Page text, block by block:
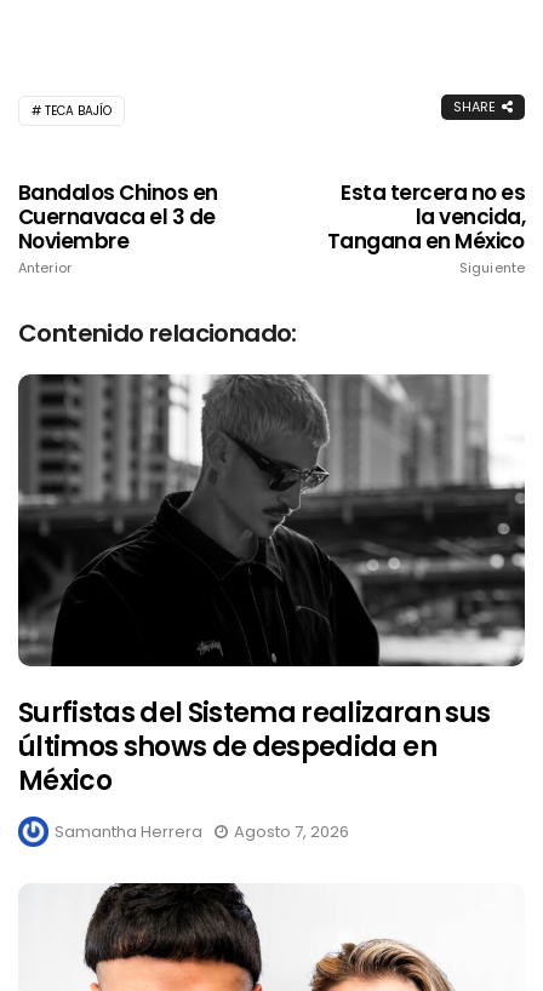
TECA BAJÍO SHARE
Bandalos Chinos en
Cuernavaca el 3 de
Noviembre
Anterior
Esta tercera no es
la vencida,
Tangana en México
Siguiente
Contenido relacionado:
Surfistas del Sistema realizaran sus
últimos shows de despedida en
México
Samantha Herrera Agosto 7, 2026